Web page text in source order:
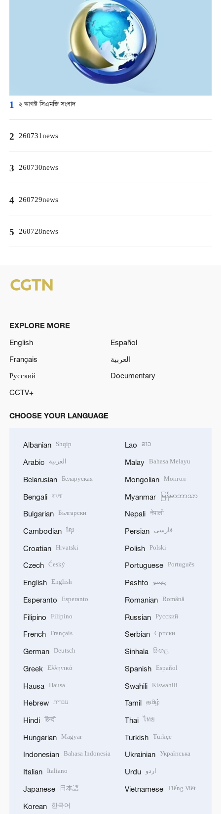
1 ২ আগস্ট সিএমজি সংবাদ
2 260731news
3 260730news
4 260729news
5 260728news
EXPLORE MORE
English
Español
Français
العربية
Русский
Documentary
CCTV+
CHOOSE YOUR LANGUAGE
Albanian Shqip
Arabic العربية
Belarusian Беларуская
Bengali বাংলা
Bulgarian Български
Cambodian ខ្មែរ
Croatian Hrvatski
Czech Český
English English
Esperanto Esperanto
Filipino Filipino
French Français
German Deutsch
Greek Ελληνικά
Hausa Hausa
Hebrew עברית
Hindi हिन्दी
Hungarian Magyar
Indonesian Bahasa Indonesia
Italian Italiano
Japanese 日本語
Korean 한국어
Lao ລາວ
Malay Bahasa Melayu
Mongolian Монгол
Myanmar မြန်မာဘာသာ
Nepali नेपाली
Persian فارسی
Polish Polski
Portuguese Português
Pashto پښتو
Romanian Română
Russian Русский
Serbian Српски
Sinhala සිංහල
Spanish Español
Swahili Kiswahili
Tamil தமிழ்
Thai ไทย
Turkish Türkçe
Ukrainian Українська
Urdu اردو
Vietnamese Tiếng Việt